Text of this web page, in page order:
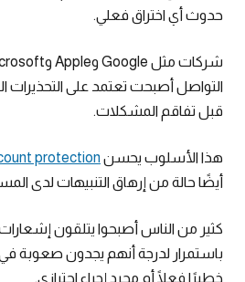
حدوث أي اختراق فعلي.
التواصل أصبحت تعتمد على التحذيرات
قبل تفاقم المشكلات.
هذا الأسلوب يحسن protection
أيضًا حالة من إرهاق التنبيهات لدى
كثير من الناس أصبحوا يتلقون إشعارات
باستمرار لدرجة أنهم يجدون صعوبة في
خطيرًا فعلًا أم مجرد إجراء احترازي.